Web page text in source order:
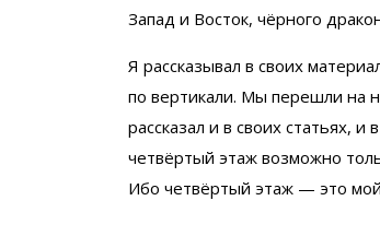
Запад и Восток, чёрного
Я рассказывал в своих
по вертикали. Мы перешли на
рассказал и в своих статьях,
четвёртый этаж возможно
Ибо четвёртый этаж — это